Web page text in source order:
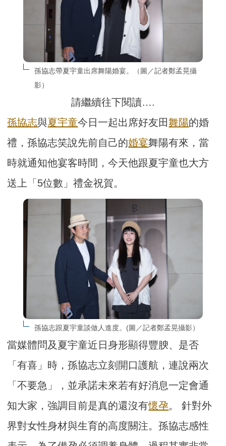
孫協志帶夏宇童出席舞陽婚宴。（圖／記者鄭孟晃攝
影）
請繼續往下閱讀….
孫協志與夏宇童今日一起出席好友田 舞陽的婚
禮，孫協志笑說先前自己的婚宴舞陽有來，當
時就通知他宴客時間，今天他跟夏宇童也大方
送上「5位數」禮金祝賀。
孫協志跟夏宇童談做人進度。(圖／記者鄭孟晃攝影）
當媒體問及夏宇童近日身形顯得豐腴、是否
「有喜」時，孫協志立刻開口護航，連說兩次
「不要急」，並承諾未來若有好消息一定會通
知大家，強調目前是真的還沒有懷孕。 針對外
界對女性身材與生育的高度關注。孫協志感性